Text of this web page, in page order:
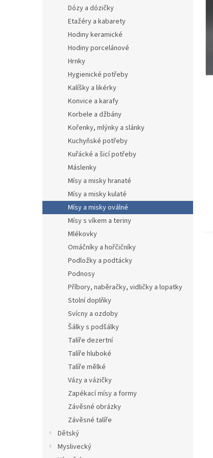
Dózy a dózičky
Etažéry a kabarety
Hodiny keramické
Hodiny porcelánové
Hrnky
Hygienické potřeby
Kalíšky a likérky
Konvice a karafy
Korbele a džbány
Kořenky, mlýnky a slánky
Kuchyňské potřeby
Kuřácké a šicí potřeby
Máslenky
Mísy a misky hranaté
Mísy a misky kulaté
Mísy a misky oválné
Mísy s víkem a teriny
Mlékovky
Omáčníky a hořčičníky
Podložky a podtácky
Podnosy
Příbory, naběračky, vidličky a lopatky
Stolní doplňky
Svícny a ozdoby
Šálky s podšálky
Talíře dezertní
Talíře hluboké
Talíře mělké
Vázy a vázičky
Zapékací mísy a formy
Závěsné obrázky
Závěsné talíře
Dětský
Myslivecký